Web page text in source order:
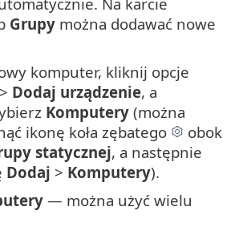
Grupy można dodawać nowe
komputer, kliknij opcje
> Dodaj urządzenie, a
Komputery (można
ikonę koła zębatego
obok
statycznej, a następnie
Dodaj > Komputery).
— można użyć wielu